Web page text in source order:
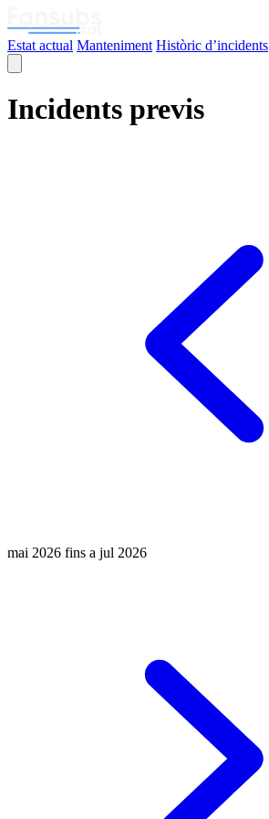
Estat actual Manteniment Històric d’incidents
Incidents previs
mai 2026 fins a jul 2026